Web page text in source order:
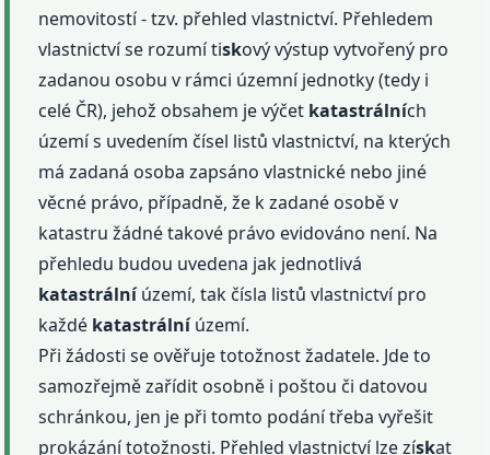
nemovitostí - tzv. přehled vlastnictví. Přehledem
vlastnictví se rozumí tiskový výstup vytvořený pro
zadanou osobu v rámci územní jednotky (tedy i
celé ČR), jehož obsahem je výčet katastrálních
území s uvedením čísel listů vlastnictví, na kterých
má zadaná osoba zapsáno vlastnické nebo jiné
věcné právo, případně, že k zadané osobě v
katastru žádné takové právo evidováno není. Na
přehledu budou uvedena jak jednotlivá
katastrálníúzemí, tak čísla listů vlastnictví pro
každé katastrálníúzemí.
Při žádosti se ověřuje totožnost žadatele. Jde to
samozřejmě zařídit osobně i poštou či datovou
schránkou, jen je při tomto podání třeba vyřešit
prokázání totožnosti. Přehled vlastnictví lze získat